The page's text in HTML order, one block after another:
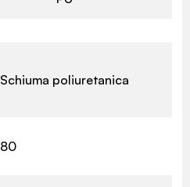
Schiuma poliuretanica
80